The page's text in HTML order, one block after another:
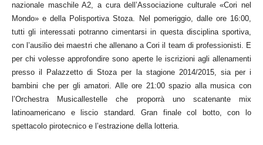
nazionale maschile A2, a cura dell’Associazione culturale «Cori nel
Mondo» e della Polisportiva Stoza. Nel pomeriggio, dalle ore 16:00,
tutti gli interessati potranno cimentarsi in questa disciplina sportiva,
con l’ausilio dei maestri che allenano a Cori il team di professionisti. E
per chi volesse approfondire sono aperte le iscrizioni agli allenamenti
presso il Palazzetto di Stoza per la stagione 2014/2015, sia per i
bambini che per gli amatori. Alle ore 21:00 spazio alla musica con
l’Orchestra Musicallestelle che proporrà uno scatenante mix
latinoamericano e liscio standard. Gran finale col botto, con lo
spettacolo pirotecnico e l’estrazione della lotteria.